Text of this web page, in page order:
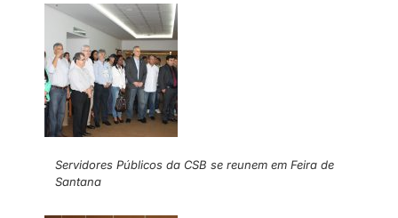
Servidores Públicos da CSB se reunem em Feira de
Santana